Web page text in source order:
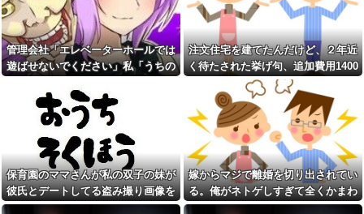
た。話を聞くと納得できない内
容で…
義両親「空き家になるし住ん
でいいよ」私たち「じゃあお言
葉に甘えて…」→引っ越した途
端、予想外の出来事が待ってい
て…
予定より早めに家に帰宅。リ
ビングに「裸の嫁」と男がい
た。まさかの不倫現場に遭遇...
進学クラスで教師への不満を
抱えていた中学生。悩んだ末に
取った行動が大人にも響くもの
で…
彼の同期の嫁が子供を産ん
だ。すると、彼が「出産祝いに
TikTokライブしててムカついた
から示談しなかった」←これ
コインランドリーで私物の乾
燥機シートを「ご自由にどうぞ
だろw」と勝手に盗もうとした
DQN夫婦！注意したら「は？名
前かいてないんですけど」と逆
ジャンポケ斉藤「同意があっ
たんです。本当です。信じて下
さい」 ←何でこの主張が通ら
ないの？
父がﾀﾋんだ翌日、彼女から
「今日はつきあって半年の記念
日だね！おめでとう！」とメー
ルが来た。それから連絡は無視
管理会社「エレベーターホールでは
遊ばせないでください」私「うちの
の展開になり…
注文住宅を建てたんだけど、２年近
く待たされた挙げ句、追加費用1400
万請求された。流石におかしいよ
ね？
保育園のママさんが私の双子の妹が
彼氏とデートしてる盗み撮り画像を
見せて「あとはわかるよね？とりあ
嫁からマジで離婚を切り出されてい
る。俺がネトゲしすぎて全くかまわ
なかったのが原因らしく...